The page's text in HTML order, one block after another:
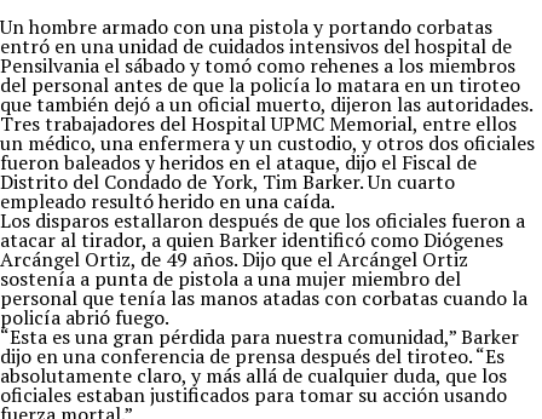
Un hombre armado con una pistola y portando corbatas
entró en una unidad de cuidados intensivos del hospital de
Pensilvania el sábado y tomó como rehenes a los miembros
del personal antes de que la policía lo matara en un tiroteo
que también dejó a un oficial muerto, dijeron las autoridades.
Tres trabajadores del Hospital UPMC Memorial, entre ellos
un médico, una enfermera y un custodio, y otros dos oficiales
fueron baleados y heridos en el ataque, dijo el Fiscal de
Distrito del Condado de York, Tim Barker. Un cuarto
empleado resultó herido en una caída.
Los disparos estallaron después de que los oficiales fueron a
atacar al tirador, a quien Barker identificó como Diógenes
Arcángel Ortiz, de 49 años. Dijo que el Arcángel Ortiz
sostenía a punta de pistola a una mujer miembro del
personal que tenía las manos atadas con corbatas cuando la
policía abrió fuego.
“Esta es una gran pérdida para nuestra comunidad,” Barker
dijo en una conferencia de prensa después del tiroteo. “Es
absolutamente claro, y más allá de cualquier duda, que los
oficiales estaban justificados para tomar su acción usando